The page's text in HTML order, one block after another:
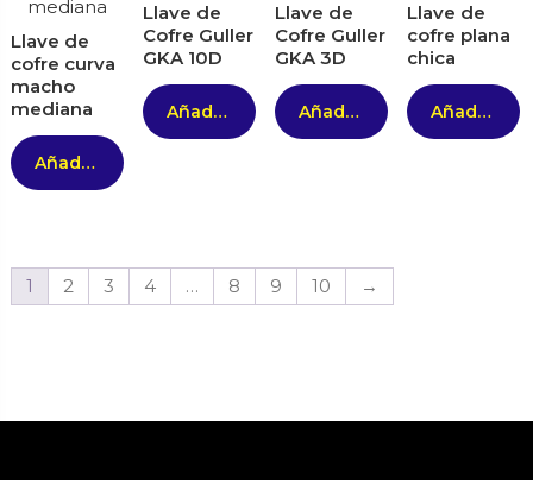
Llave de
cofre curva
macho
mediana
Añadir al carrito
Llave de
Cofre Guller
GKA 10D
Añadir al carrito
Llave de
Cofre Guller
GKA 3D
Añadir al carrito
Llave de
cofre plana
chica
Añadir al carrito
1 2 3 4 … 8 9 10 →